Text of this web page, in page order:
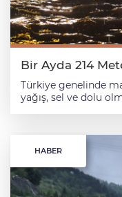
Bir Ayda 214
Türkiye genelinde
yağış, sel ve dolu
Müdürlüğü Mayıs
derlediği bilgilere
kuvvetli meteorolojik
genelindeki 220
HABER